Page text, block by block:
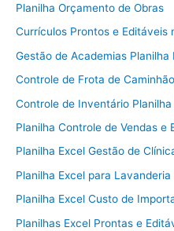
Planilha Orçamento de Obras
Currículos Prontos e Editáveis
Gestão de Academias Planilha
Controle de Frota de
Controle de Inventário Planilha
Planilha Controle de Vendas e
Planilha Excel Gestão de
Planilha Excel para Lavanderia
Planilha Excel Custo de
Planilhas Excel Prontas e